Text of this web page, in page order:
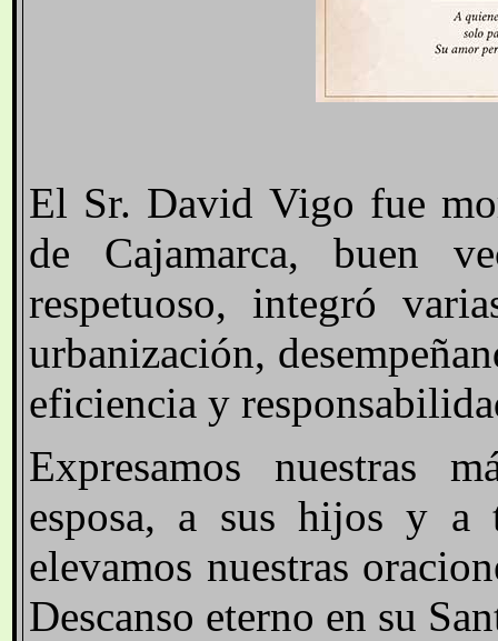
El Sr. David Vigo fue
de Cajamarca, buen
respetuoso, integró
urbanización,
eficiencia y
Expresamos nuestras
esposa, a sus hijos y a
elevamos nuestras
Descanso eterno en su